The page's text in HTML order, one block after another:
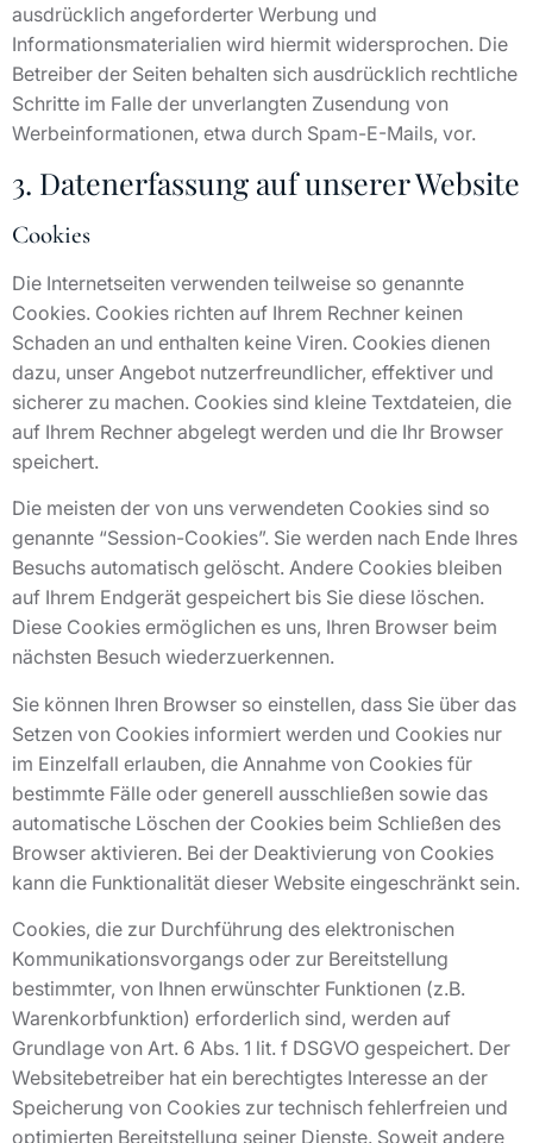
ausdrücklich angeforderter Werbung und
Informationsmaterialien wird hiermit widersprochen. Die
Betreiber der Seiten behalten sich ausdrücklich rechtliche
Schritte im Falle der unverlangten Zusendung von
Werbeinformationen, etwa durch Spam-E-Mails, vor.
3. Datenerfassung auf unserer Website
Cookies
Die Internetseiten verwenden teilweise so genannte
Cookies. Cookies richten auf Ihrem Rechner keinen
Schaden an und enthalten keine Viren. Cookies dienen
dazu, unser Angebot nutzerfreundlicher, effektiver und
sicherer zu machen. Cookies sind kleine Textdateien, die
auf Ihrem Rechner abgelegt werden und die Ihr Browser
speichert.
Die meisten der von uns verwendeten Cookies sind so
genannte “Session-Cookies”. Sie werden nach Ende Ihres
Besuchs automatisch gelöscht. Andere Cookies bleiben
auf Ihrem Endgerät gespeichert bis Sie diese löschen.
Diese Cookies ermöglichen es uns, Ihren Browser beim
nächsten Besuch wiederzuerkennen.
Sie können Ihren Browser so einstellen, dass Sie über das
Setzen von Cookies informiert werden und Cookies nur
im Einzelfall erlauben, die Annahme von Cookies für
bestimmte Fälle oder generell ausschließen sowie das
automatische Löschen der Cookies beim Schließen des
Browser aktivieren. Bei der Deaktivierung von Cookies
kann die Funktionalität dieser Website eingeschränkt sein.
Cookies, die zur Durchführung des elektronischen
Kommunikationsvorgangs oder zur Bereitstellung
bestimmter, von Ihnen erwünschter Funktionen (z.B.
Warenkorbfunktion) erforderlich sind, werden auf
Grundlage von Art. 6 Abs. 1 lit. f DSGVO gespeichert. Der
Websitebetreiber hat ein berechtigtes Interesse an der
Speicherung von Cookies zur technisch fehlerfreien und
optimierten Bereitstellung seiner Dienste. Soweit andere